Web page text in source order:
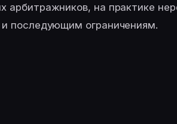
арбитражников, на практике
и последующим ограничениям.